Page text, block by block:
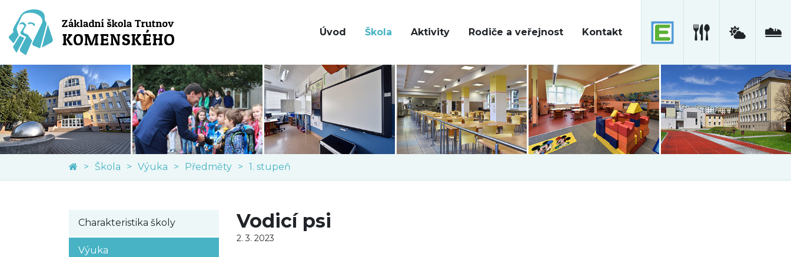
Úvod Škola Aktivity Rodiče a veřejnost Kontakt
Škola Výuka Předměty 1. stupeň
Charakteristika školy
Výuka
Vodicí psi
2. 3. 2023